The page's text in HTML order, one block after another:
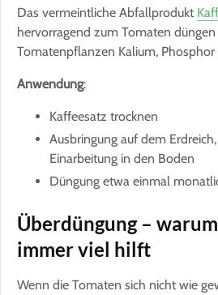
Das vermeintliche Abfallprodukt
hervorragend zum Tomaten
Tomatenpflanzen Kalium,
Anwendung:
Kaffeesatz trocknen
Ausbringung auf dem
Einarbeitung in den Boden
Düngung etwa einmal
Überdüngung –
immer viel hilft
Wenn die Tomaten sich nicht wie